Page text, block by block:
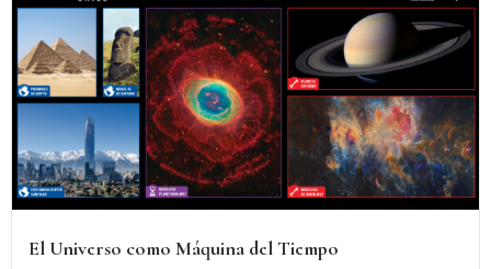
El Universo como Máquina del Tiempo